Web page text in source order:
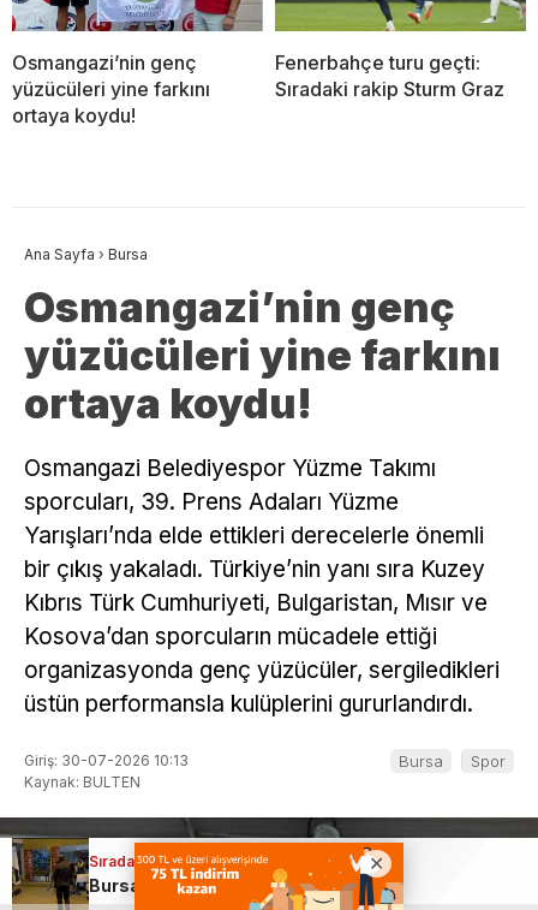
Sıradaki Haber
Trabzonspor’dan Mohamed Salah hamlesi: Görüşmeler resmen başladı
Sıradaki Haber
Bursaspor’dan savunmaya takviye!
Sıradaki Haber
FIFA’dan 4 Türk kulübüne transfer yasağı
Osmangazi’nin genç
yüzücüleri yine farkını
ortaya koydu!
Fenerbahçe turu geçti:
Sıradaki rakip Sturm Graz
Ana Sayfa › Bursa
Osmangazi’nin genç
yüzücüleri yine farkını
ortaya koydu!
Osmangazi Belediyespor Yüzme Takımı
sporcuları, 39. Prens Adaları Yüzme
Yarışları’nda elde ettikleri derecelerle önemli
bir çıkış yakaladı. Türkiye’nin yanı sıra Kuzey
Kıbrıs Türk Cumhuriyeti, Bulgaristan, Mısır ve
Kosova’dan sporcuların mücadele ettiği
organizasyonda genç yüzücüler, sergiledikleri
üstün performansla kulüplerini gururlandırdı.
Giriş: 30-07-2026 10:13
Kaynak: BULTEN
Bursa Spor
Sıradaki Haber
Bursa’da dehşet! Genç kadın evinde göğsünden vurulmuş halde bulundu…